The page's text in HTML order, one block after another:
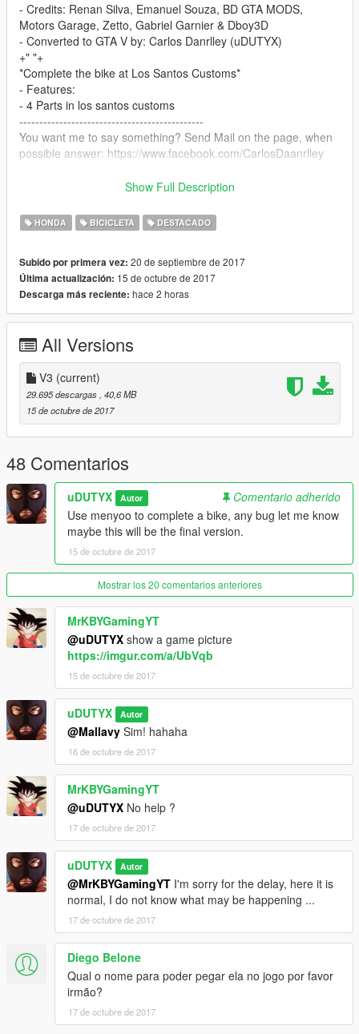
- Credits: Renan Silva, Emanuel Souza, BD GTA MODS,
Motors Garage, Zetto, Gabriel Garnier & Dboy3D
- Converted to GTA V by: Carlos Danrlley (uDUTYX)
+" "+
*Complete the bike at Los Santos Customs*
- Features:
- 4 Parts in los santos customs
----------------------------------------------
You want me to say something? Send Mail on the page, when
possible answer: https://www.facebook.com/CarlosDaanrlley
if you want more mods like this, keep the credits, and the
I ask very politely to respect the work of others.
Sorry for my English.
-------------------- Info PT-BR --------------
Mais Prints: https://imgur.com/a/LHPQz
V2 - Correções de alguns bugs.
- Créditos: Renan Silva, Emanuel Souza, BD GTA MODS,
Motors Garage, Zetto, Gabriel Garnier & Dboy3D
- Convertida por: Carlos Danrlley (uDUTYX)
+" "+
*Complete a moto na Los Santos Customs!!*
- O mod possui:
- 4 itens de tunagem
-----------------------------------------------
Quer me falar alguma coisa? Mande mensagem na página,
respondo quando possível:
https://www.facebook.com/CarlosDaanrlley
caso queira mais mods como esse, mantenha os créditos, e o
link original de download!
Peço com muita educação que respeite o trabalho dos outros.
********************BRAZIL********************
Show Full Description
HONDA BICICLETA DESTACADO
Subido por primera vez: 20 de septiembre de 2017
Última actualización: 15 de octubre de 2017
Descarga más reciente: hace 2 horas
All Versions
V3 (current)
29.695 descargas , 40,6 MB
15 de octubre de 2017
48 Comentarios
uDUTYX Autor
Comentario adherido
Use menyoo to complete a bike, any bug let me know
maybe this will be the final version.
15 de octubre de 2017
Mostrar los 20 comentarios anteriores
MrKBYGamingYT
@uDUTYX show a game picture
https://imgur.com/a/UbVqb
15 de octubre de 2017
uDUTYX Autor
@Mallavy Sim! hahaha
16 de octubre de 2017
MrKBYGamingYT
@uDUTYX No help ?
17 de octubre de 2017
uDUTYX Autor
@MrKBYGamingYT I'm sorry for the delay, here it is
normal, I do not know what may be happening ...
17 de octubre de 2017
Diego Belone
Qual o nome para poder pegar ela no jogo por favor
irmão?
17 de octubre de 2017